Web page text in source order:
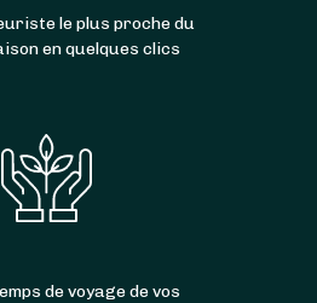
le plus proche du
en quelques clics
de voyage de vos